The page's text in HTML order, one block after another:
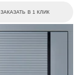
ЗАКАЗАТЬ В 1 КЛИК